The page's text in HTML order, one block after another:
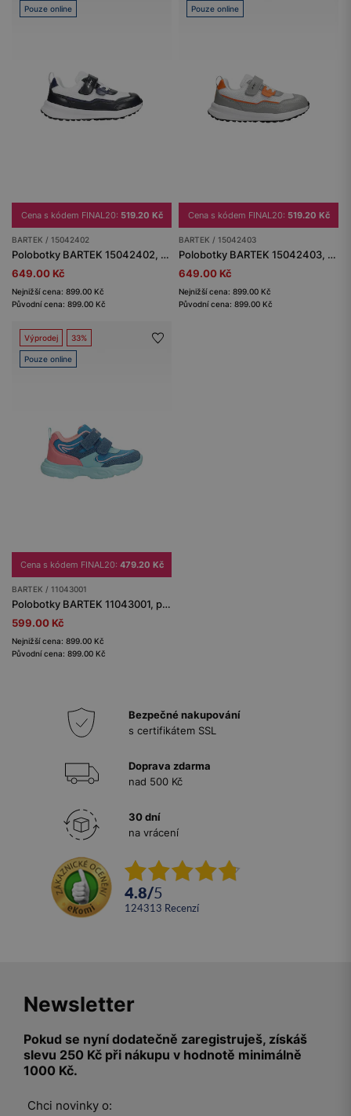
Pouze online
Cena s kódem FINAL20: 519.20 Kč
BARTEK / 15042402
Polobotky BARTEK 15042402, tmavě modro-bílé
649.00 Kč
Nejnižší cena: 899.00 Kč
Původní cena: 899.00 Kč
Pouze online
Cena s kódem FINAL20: 519.20 Kč
BARTEK / 15042403
Polobotky BARTEK 15042403, šedo-bílé
649.00 Kč
Nejnižší cena: 899.00 Kč
Původní cena: 899.00 Kč
Výprodej 33%
Pouze online
Cena s kódem FINAL20: 479.20 Kč
BARTEK / 11043001
Polobotky BARTEK 11043001, pro dívky, růžovo-modré
599.00 Kč
Nejnižší cena: 899.00 Kč
Původní cena: 899.00 Kč
Bezpečné nakupování
s certifikátem SSL
Doprava zdarma
nad 500 Kč
30 dní
na vrácení
4.8/5
124313 recenzí
Newsletter
Pokud se nyní dodatečně zaregistruješ, získáš
slevu 250 Kč při nákupu v hodnotě minimálně
1000 Kč.
Chci novinky o: